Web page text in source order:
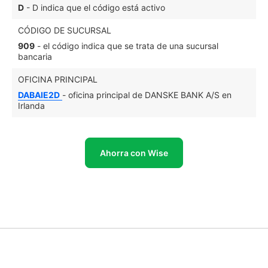
D - D indica que el código está activo
CÓDIGO DE SUCURSAL
909 - el código indica que se trata de una sucursal
bancaria
OFICINA PRINCIPAL
DABAIE2D - oficina principal de DANSKE BANK A/S en
Irlanda
Ahorra con Wise